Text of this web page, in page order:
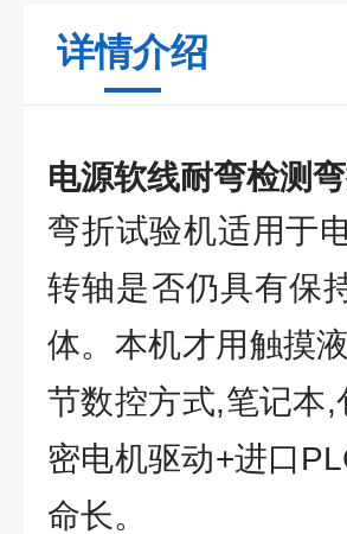
详情介绍
电源软线耐弯检测
弯折试验机适用于
转轴是否仍具有保
体。本机才用触摸
节数控方式,笔记本
密电机驱动+进口
命长。